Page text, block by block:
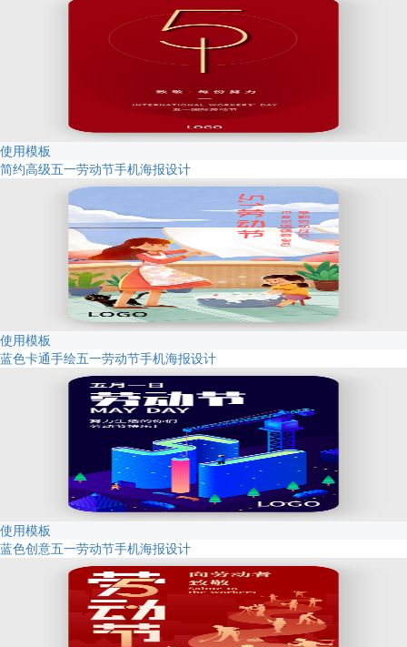
使用模板
简约高级五一劳动节手机海报设计
使用模板
蓝色卡通手绘五一劳动节手机海报设计
使用模板
蓝色创意五一劳动节手机海报设计